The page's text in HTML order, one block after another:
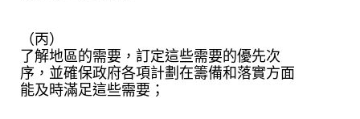
（丙）
了解地區的需要，訂定這些需要的優先次
序，並確保政府各項計劃在籌備和落實方面
能及時滿足這些需要；